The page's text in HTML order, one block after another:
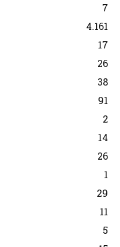
7
4.161
17
26
38
91
2
14
26
1
29
11
5